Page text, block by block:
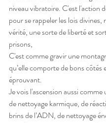
niveau vibratoire. C'est l'action
pour se rappeler les lois divines,
vérité, une sorte de liberté et
prisons,
C'est comme gravir une
qu’elle comporte de bons côtés
éprouvant.
Je vois l'ascension aussi comme
de nettoyage karmique, de
brins de l’ADN, de nettoyage